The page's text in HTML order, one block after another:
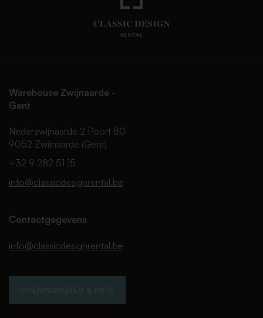
Warehouse Zwijnaarde -
Gent
Nederzwijnaarde 2 Poort 80
9052 Zwijnaarde (Gent)
+32 9 282 51 15
info@classicdesignrental.be
Contactgegevens
info@classicdesignrental.be
OPENINGSUREN & INFO